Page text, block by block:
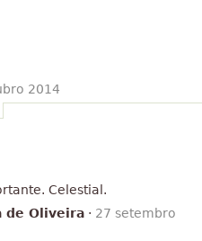
2014
Celestial.
de Oliveira · 27 setembro